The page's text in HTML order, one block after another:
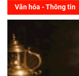
Văn hóa - Thông tin